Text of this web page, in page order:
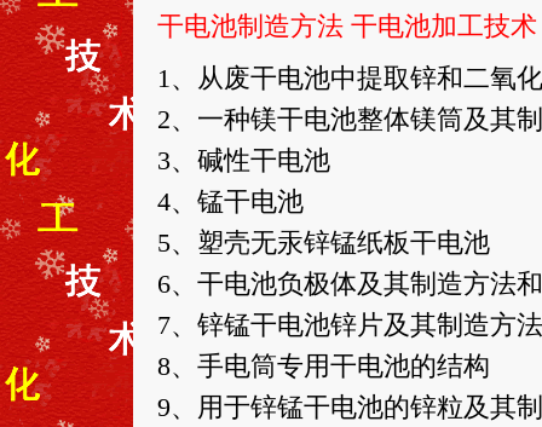
干电池制造方法 干电池加工技
1、从废干电池中提取锌和二氧
2、一种镁干电池整体镁筒及其
3、碱性干电池
4、锰干电池
5、塑壳无汞锌锰纸板干电池
6、干电池负极体及其制造方法
7、锌锰干电池锌片及其制造方法
8、手电筒专用干电池的结构
9、用于锌锰干电池的锌粒及其